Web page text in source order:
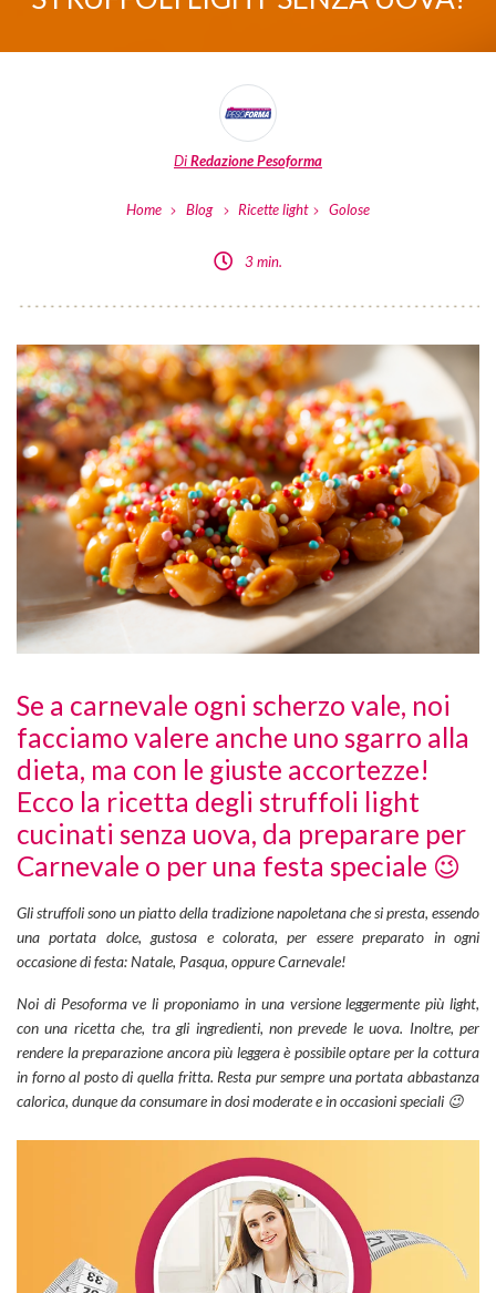
DiRedazione Pesoforma
Home Blog Ricette light Golose
3 min.
Se a carnevale ogni scherzo vale, noi
facciamo valere anche uno sgarro alla
dieta, ma con le giuste accortezze!
Ecco la ricetta degli struffoli light
cucinati senza uova, da preparare per
Carnevale o per una festa speciale 😉
Gli struffoli sono un piatto della tradizione napoletana che si presta, essendo
una portata dolce, gustosa e colorata, per essere preparato in ogni
occasione di festa: Natale, Pasqua, oppure Carnevale!
Noi di Pesoforma ve li proponiamo in una versione leggermente più light,
con una ricetta che, tra gli ingredienti, non prevede le uova. Inoltre, per
rendere la preparazione ancora più leggera è possibile optare per la cottura
in forno al posto di quella fritta. Resta pur sempre una portata abbastanza
calorica, dunque da consumare in dosi moderate e in occasioni speciali 😉